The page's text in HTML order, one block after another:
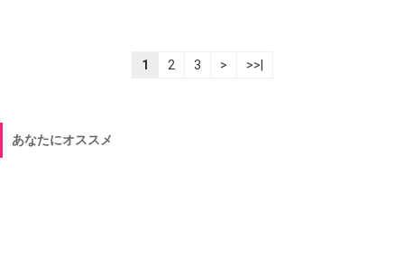
1 2 3 > >>|
あなたにオススメ